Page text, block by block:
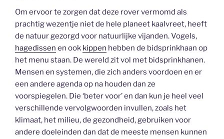
Om ervoor te zorgen dat deze rover vermomd als
prachtig wezentje niet de hele planeet kaalvreet, heeft
de natuur gezorgd voor natuurlijke vijanden. Vogels,
hagedissen en ook kippen hebben de bidsprinkhaan op
het menu staan. De wereld zit vol met bidsprinkhanen.
Mensen en systemen, die zich anders voordoen en er
een andere agenda op na houden dan ze
voorspiegelen. Die ‘beter voor’ en dan kun je heel veel
verschillende vervolgwoorden invullen, zoals het
klimaat, het milieu, de gezondheid, gebruiken voor
andere doeleinden dan dat de meeste mensen kunnen